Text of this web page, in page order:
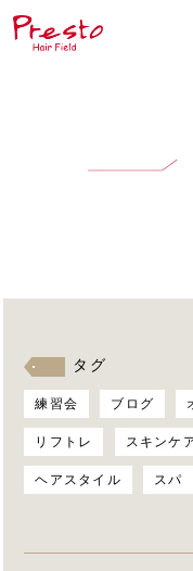
タグ
練習会 ブログ
リフトレ スキンケ
ヘアスタイル スパ